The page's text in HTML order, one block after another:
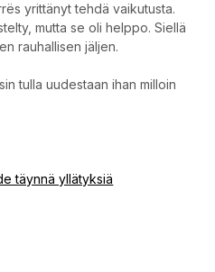
yrittänyt tehdä vaikutusta.
mutta se oli helppo. Siellä
rauhallisen jäljen.
tulla uudestaan ihan milloin
täynnä yllätyksiä